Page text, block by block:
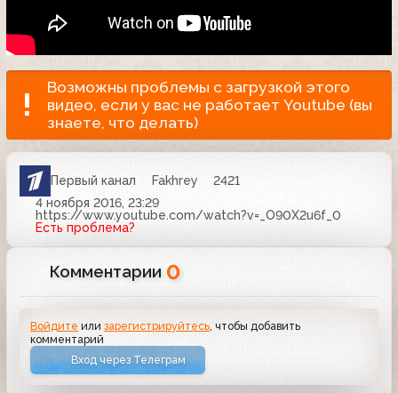
Возможны проблемы с загрузкой этого
видео, если у вас не работает Youtube (вы
знаете, что делать)
Первый канал Fakhrey
2421
4 ноября 2016, 23:29
https://www.youtube.com/watch?v=_O90X2u6f_0
Есть проблема?
Комментарии 0
Войдите илизарегистрируйтесь , чтобы добавить
комментарий
Вход через Телеграм